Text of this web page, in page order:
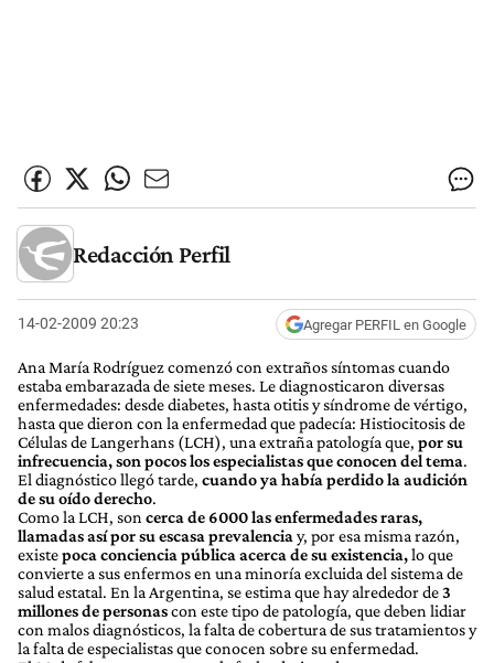
Redacción Perfil
14-02-2009 20:23 Agregar PERFIL en Google
Ana María Rodríguez comenzó con extraños síntomas cuando
estaba embarazada de siete meses. Le diagnosticaron diversas
enfermedades: desde diabetes, hasta otitis y síndrome de vértigo,
hasta que dieron con la enfermedad que padecía: Histiocitosis de
Células de Langerhans (LCH), una extraña patología que, por su
infrecuencia, son pocos los especialistas que conocen del tema.
El diagnóstico llegó tarde, cuando ya había perdido la audición
de su oído derecho.
Como la LCH, son cerca de 6000 las enfermedades raras,
llamadas así por su escasa prevalencia y, por esa misma razón,
existepoca conciencia pública acerca de su existencia,lo que
convierte a sus enfermos en una minoría excluida del sistema de
salud estatal. En la Argentina, se estima que hay alrededor de3
millones de personascon este tipo de patología, que deben lidiar
con malos diagnósticos, la falta de cobertura de sus tratamientos y
la falta de especialistas que conocen sobre su enfermedad.